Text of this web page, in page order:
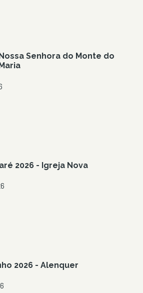
Senhora do Monte do
2026 - Igreja Nova
2026 - Alenquer